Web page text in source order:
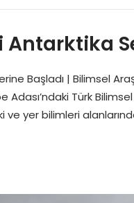
Antarktika
Başladı | Bilimsel
Adası’ndaki Türk
ve yer bilimleri